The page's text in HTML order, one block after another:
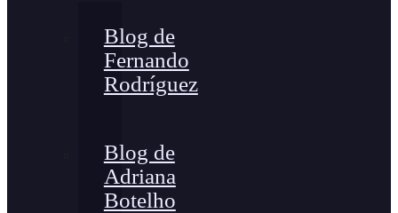
Blog de
Fernando
Rodríguez
Blog de
Adriana
Botelho